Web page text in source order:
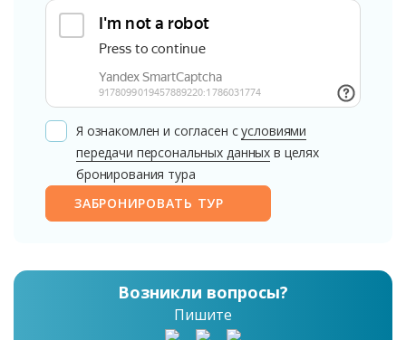
Я ознакомлен и согласен сусловиями
передачи персональных данных в целях
бронирования тура
ЗАБРОНИРОВАТЬ ТУР
Возникли вопросы?
Пишите